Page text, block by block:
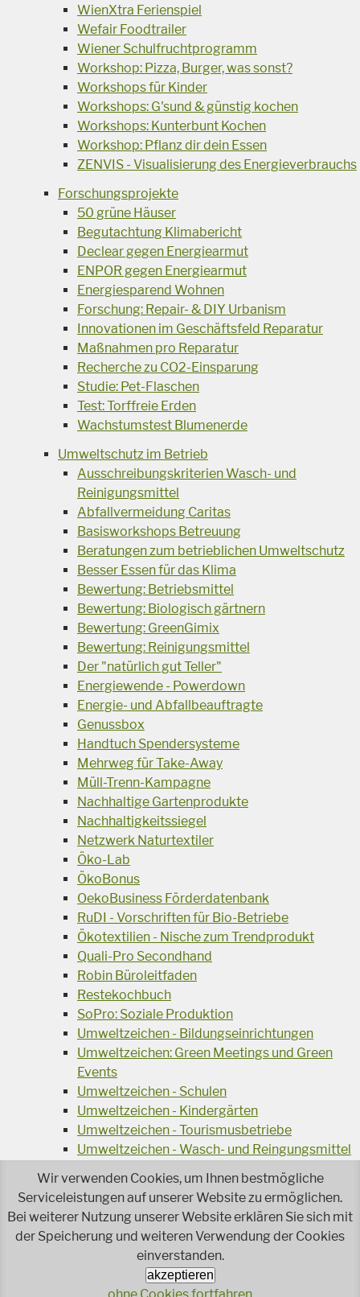
WienXtra Ferienspiel
Wefair Foodtrailer
Wiener Schulfruchtprogramm
Workshop: Pizza, Burger, was sonst?
Workshops für Kinder
Workshops: G'sund & günstig kochen
Workshops: Kunterbunt Kochen
Workshop: Pflanz dir dein Essen
ZENVIS - Visualisierung des Energieverbrauchs
Forschungsprojekte
50 grüne Häuser
Begutachtung Klimabericht
Declear gegen Energiearmut
ENPOR gegen Energiearmut
Energiesparend Wohnen
Forschung: Repair- & DIY Urbanism
Innovationen im Geschäftsfeld Reparatur
Maßnahmen pro Reparatur
Recherche zu CO2-Einsparung
Studie: Pet-Flaschen
Test: Torffreie Erden
Wachstumstest Blumenerde
Umweltschutz im Betrieb
Ausschreibungskriterien Wasch- und
Reinigungsmittel
Abfallvermeidung Caritas
Basisworkshops Betreuung
Beratungen zum betrieblichen Umweltschutz
Besser Essen für das Klima
Bewertung: Betriebsmittel
Bewertung: Biologisch gärtnern
Bewertung: GreenGimix
Bewertung: Reinigungsmittel
Der "natürlich gut Teller"
Energiewende - Powerdown
Energie- und Abfallbeauftragte
Genussbox
Handtuch Spendersysteme
Mehrweg für Take-Away
Müll-Trenn-Kampagne
Nachhaltige Gartenprodukte
Nachhaltigkeitssiegel
Netzwerk Naturtextiler
Öko-Lab
ÖkoBonus
OekoBusiness Förderdatenbank
RuDI - Vorschriften für Bio-Betriebe
Ökotextilien - Nische zum Trendprodukt
Quali-Pro Secondhand
Robin Büroleitfaden
Restekochbuch
SoPro: Soziale Produktion
Umweltzeichen - Bildungseinrichtungen
Umweltzeichen: Green Meetings und Green
Events
Umweltzeichen - Schulen
Umweltzeichen - Kindergärten
Umweltzeichen - Tourismusbetriebe
Umweltzeichen - Wasch- und Reingungsmittel
Veranstaltungsreihe Ressourcen-Effizienz
Wiederverwendung von Elektroaltgeräten
Wasser - das Businessgetränk
Wohnprojekt Parcours
Jetzt faire und ökologische Mode kaufen!
Wir verwenden Cookies, um Ihnen bestmögliche
Serviceleistungen auf unserer Website zu ermöglichen.
Bei weiterer Nutzung unserer Website erklären Sie sich mit
der Speicherung und weiteren Verwendung der Cookies
einverstanden.
akzeptieren